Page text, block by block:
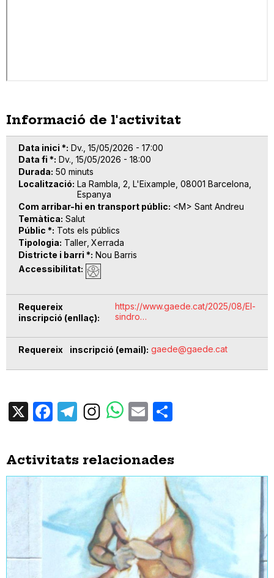
Informació de l'activitat
Data inici * Dv., 15/05/2026 - 17:00
Data fi * Dv., 15/05/2026 - 18:00
Durada 50 minuts
Localització La Rambla, 2, L'Eixample, 08001 Barcelona,
Espanya
Com arribar-hi en transport públic <M> Sant Andreu
Temàtica Salut
Públic * Tots els públics
Tipologia Taller Xerrada
Districte i barri * Nou Barris
Accessibilitat
Requereix
inscripció (enllaç)
https://www.gaede.cat/2025/08/El-
sindro…
Requereix inscripció (email) gaede@gaede.cat
X Facebook
TelegramEmail
Activitats relacionades